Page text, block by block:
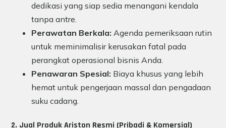
dedikasi yang siap sedia menangani kendala
tanpa antre.
Perawatan Berkala: Agenda pemeriksaan rutin
untuk meminimalisir kerusakan fatal pada
perangkat operasional bisnis Anda.
Penawaran Spesial: Biaya khusus yang lebih
hemat untuk pengerjaan massal dan pengadaan
suku cadang.
2. Jual Produk Ariston Resmi (Pribadi & Komersial)